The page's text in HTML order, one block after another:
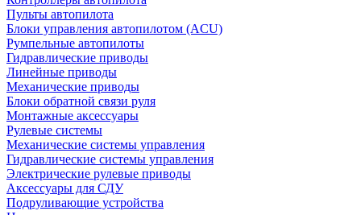
Пульты автопилота
Блоки управления автопилотом (ACU)
Румпельные автопилоты
Гидравлические приводы
Линейные приводы
Механические приводы
Блоки обратной связи руля
Монтажные аксессуары
Рулевые системы
Механические системы управления
Гидравлические системы управления
Электрические рулевые приводы
Аксессуары для СДУ
Подруливающие устройства